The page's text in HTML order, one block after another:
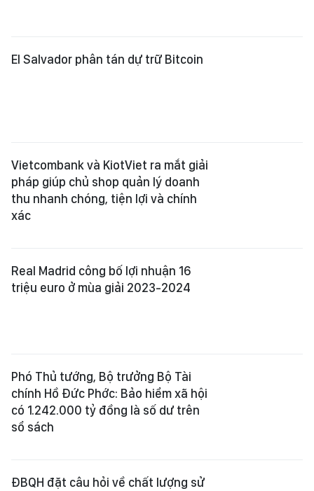
El Salvador phân tán dự trữ Bitcoin
Vietcombank và KiotViet ra mắt giải
pháp giúp chủ shop quản lý doanh
thu nhanh chóng, tiện lợi và chính
xác
Real Madrid công bố lợi nhuận 16
triệu euro ở mùa giải 2023-2024
Phó Thủ tướng, Bộ trưởng Bộ Tài
chính Hồ Đức Phớc: Bảo hiểm xã hội
có 1.242.000 tỷ đồng là số dư trên
sổ sách
ĐBQH đặt câu hỏi về chất lượng sử